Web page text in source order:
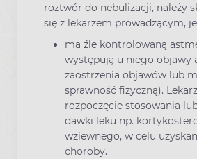
roztwór do nebulizacji, należy
się z lekarzem prowadzącym,
ma źle kontrolowaną
występują u niego objawy
zaostrzenia objawów lub
sprawność fizyczną).
rozpoczęcie stosowania
dawki leku np.
wziewnego, w celu
choroby.